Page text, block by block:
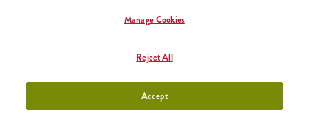
PODOBNE PRODUKTY
Manage Cookies
Reject All
Accept